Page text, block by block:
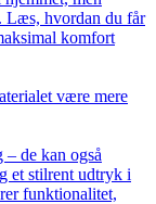
Læs, hvordan du får
komfort
være mere
de kan også
et stilrent udtryk i
funktionalitet,